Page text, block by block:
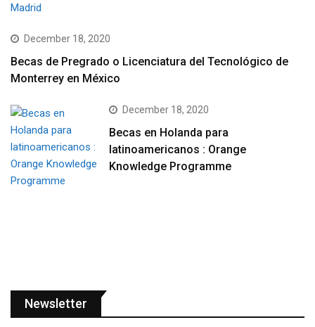
December 18, 2020
Becas de Pregrado o Licenciatura del Tecnológico de
Monterrey en México
December 18, 2020
Becas en Holanda para
latinoamericanos : Orange
Knowledge Programme
Newsletter